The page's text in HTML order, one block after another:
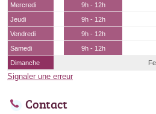
Mercredi
9h - 12h
Jeudi
9h - 12h
Vendredi
9h - 12h
Samedi
9h - 12h
Dimanche
Signaler une erreur
Contact